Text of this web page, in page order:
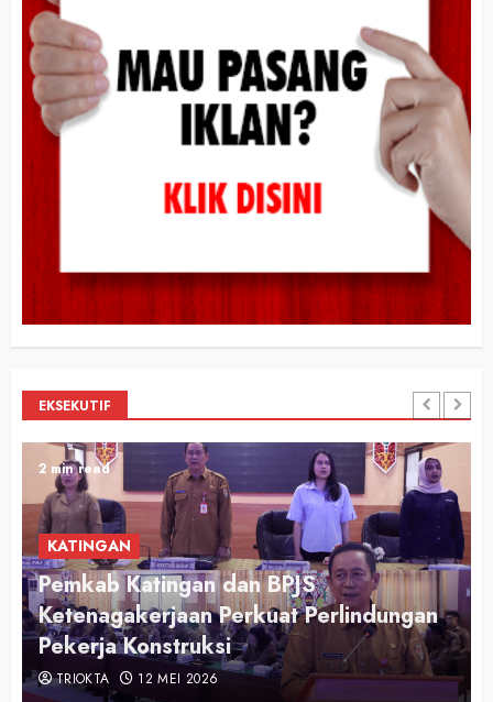
EKSEKUTIF
2 min read
KATINGAN
Pemkab Katingan dan BPJS
Ketenagakerjaan Perkuat Perlindungan
Pekerja Konstruksi
TRIOKTA 12 MEI 2026